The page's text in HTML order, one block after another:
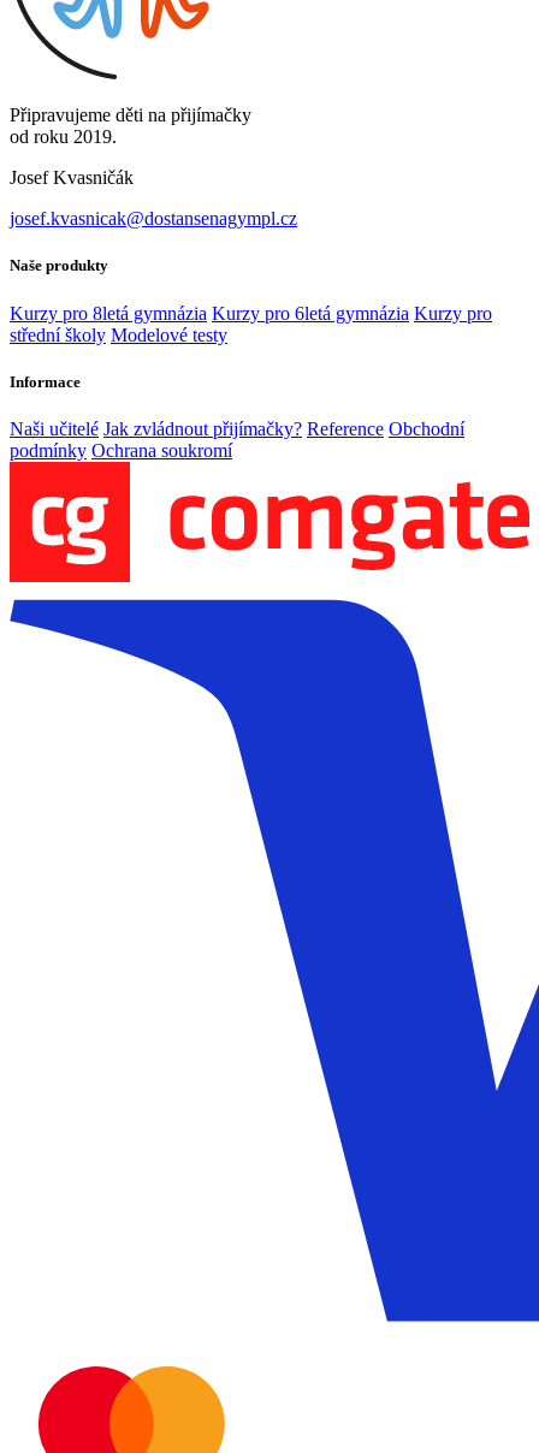
Připravujeme děti na přijímačky
od roku 2019.
Josef Kvasničák
josef.kvasnicak@dostansenagympl.cz
Naše produkty
Kurzy pro 8letá gymnázia Kurzy pro 6letá gymnázia Kurzy pro
střední školy Modelové testy
Informace
Naši učitelé Jak zvládnout přijímačky? Reference Obchodní
podmínky Ochrana soukromí